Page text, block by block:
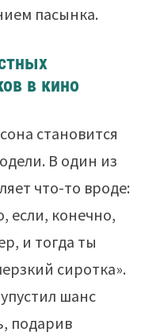
пасынка.
в кино
становится
В один из
что-то вроде:
если, конечно,
и тогда ты
сиротка».
шанс
подарив